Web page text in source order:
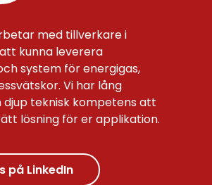
med tillverkare i
kunna leverera
system för energigas,
Vi har lång
teknisk kompetens att
lösning för er applikation.
på LinkedIn